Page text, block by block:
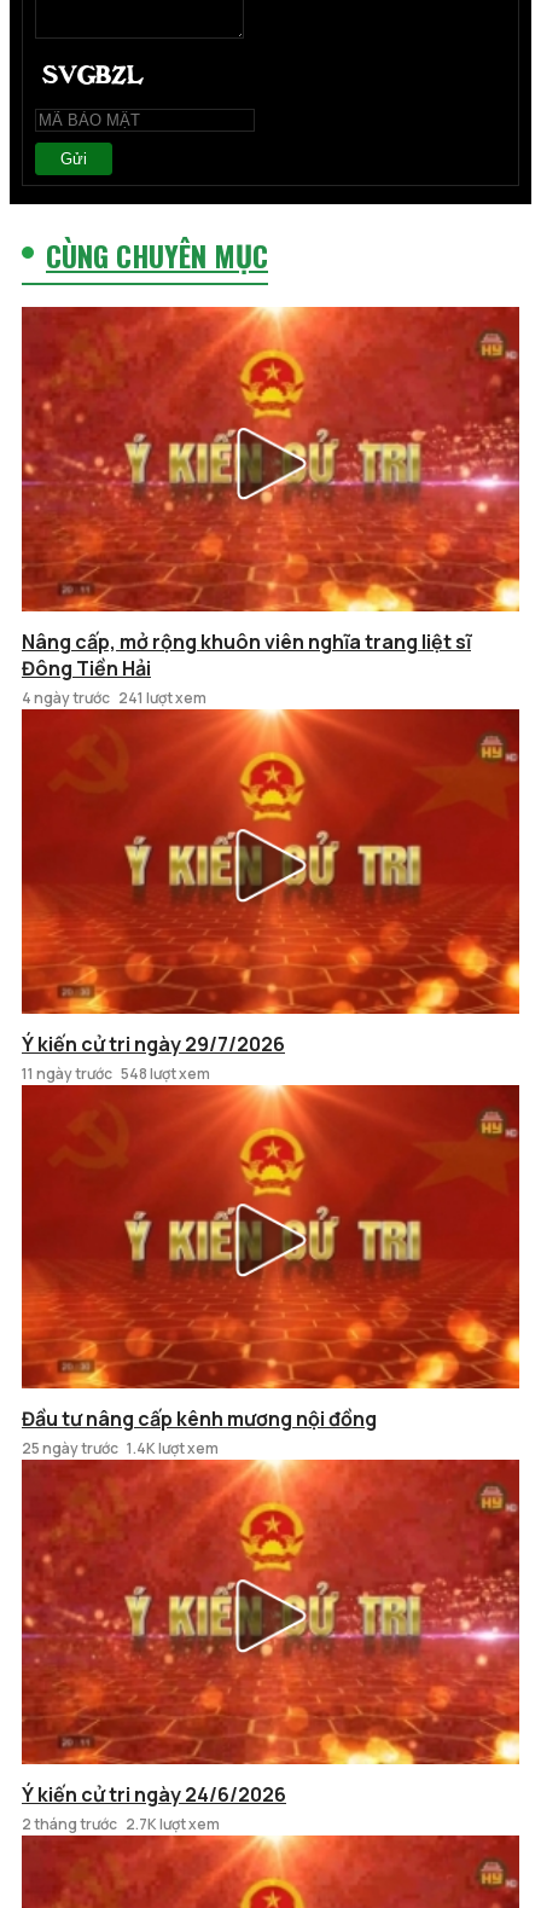
Gửi
CÙNG CHUYÊN MỤC
Nâng cấp, mở rộng khuôn viên nghĩa trang liệt sĩ
Đông Tiền Hải
4 ngày trước 241 lượt xem
Ý kiến cử tri ngày 29/7/2026
11 ngày trước 548 lượt xem
Đầu tư nâng cấp kênh mương nội đồng
25 ngày trước 1.4K lượt xem
Ý kiến cử tri ngày 24/6/2026
2 tháng trước 2.7K lượt xem